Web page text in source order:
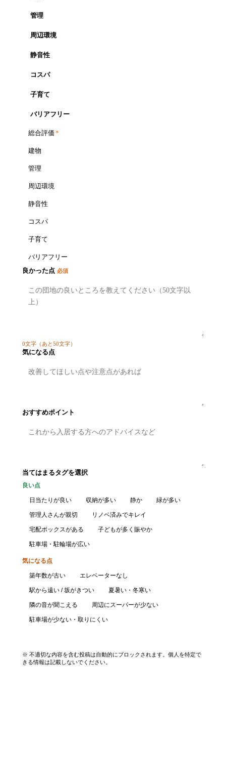
管理
周辺環境
静音性
コスパ
子育て
バリアフリー
総合評価 *
建物
管理
周辺環境
静音性
コスパ
子育て
バリアフリー
良かった点 必須
0文字 （あと50文字）
気になる点
おすすめポイント
当てはまるタグを選択
良い点
日当たりが良い 収納が多い 静か 緑が多い
管理人さんが親切 リノベ済みでキレイ
宅配ボックスがある 子どもが多く賑やか
駐車場・駐輪場が広い
気になる点
築年数が古い エレベーターなし
駅から遠い / 坂がきつい 夏暑い・冬寒い
隣の音が聞こえる 周辺にスーパーが少ない
駐車場が少ない・取りにくい
※ 不適切な内容を含む投稿は自動的にブロックされます。個人を特定で
きる情報は記載しないでください。